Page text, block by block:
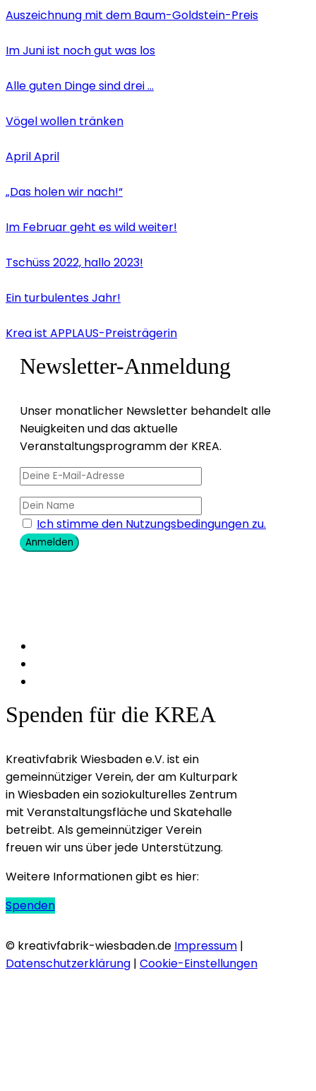
Auszeichnung mit dem Baum-Goldstein-Preis
Im Juni ist noch gut was los
Alle guten Dinge sind drei …
Vögel wollen tränken
April April
„Das holen wir nach!“
Im Februar geht es wild weiter!
Tschüss 2022, hallo 2023!
Ein turbulentes Jahr!
Krea ist APPLAUS-Preisträgerin
Newsletter-Anmeldung
Unser monatlicher Newsletter behandelt alle
Neuigkeiten und das aktuelle
Veranstaltungsprogramm der KREA.
Ich stimme den Nutzungsbedingungen zu.
Anmelden
Spenden für die KREA
Kreativfabrik Wiesbaden e.V. ist ein
gemeinnütziger Verein, der am Kulturpark
in Wiesbaden ein soziokulturelles Zentrum
mit Veranstaltungsfläche und Skatehalle
betreibt. Als gemeinnütziger Verein
freuen wir uns über jede Unterstützung.
Weitere Informationen gibt es hier:
Spenden
© kreativfabrik-wiesbaden.de Impressum |
Datenschutzerklärung | Cookie-Einstellungen